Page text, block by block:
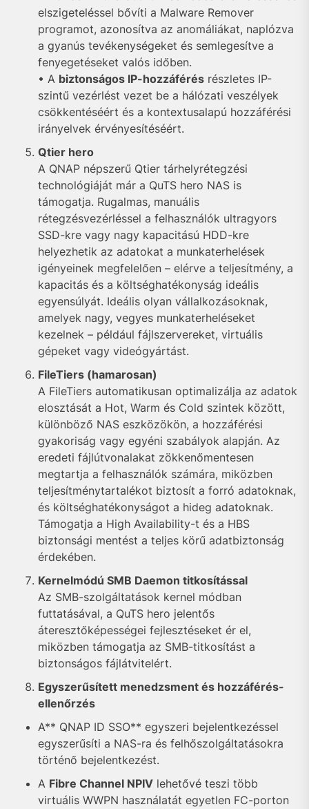
elszigeteléssel bővíti a Malware Remover
programot, azonosítva az anomáliákat, naplózva
a gyanús tevékenységeket és semlegesítve a
fenyegetéseket valós időben.
• A biztonságos IP-hozzáférés részletes IP-
szintű vezérlést vezet be a hálózati veszélyek
csökkentéséért és a kontextusalapú hozzáférési
irányelvek érvényesítéséért.
Qtier hero
A QNAP népszerű Qtier tárhelyrétegzési
technológiáját már a QuTS hero NAS is
támogatja. Rugalmas, manuális
rétegzésvezérléssel a felhasználók ultragyors
SSD-kre vagy nagy kapacitású HDD-kre
helyezhetik az adatokat a munkaterhelések
igényeinek megfelelően – elérve a teljesítmény, a
kapacitás és a költséghatékonyság ideális
egyensúlyát. Ideális olyan vállalkozásoknak,
amelyek nagy, vegyes munkaterheléseket
kezelnek – például fájlszervereket, virtuális
gépeket vagy videógyártást.
FileTiers (hamarosan)
A FileTiers automatikusan optimalizálja az adatok
elosztását a Hot, Warm és Cold szintek között,
különböző NAS eszközökön, a hozzáférési
gyakoriság vagy egyéni szabályok alapján. Az
eredeti fájlútvonalakat zökkenőmentesen
megtartja a felhasználók számára, miközben
teljesítménytartalékot biztosít a forró adatoknak,
és költséghatékonyságot a hideg adatoknak.
Támogatja a High Availability-t és a HBS
biztonsági mentést a teljes körű adatbiztonság
érdekében.
Kernelmódú SMB Daemon titkosítással
Az SMB-szolgáltatások kernel módban
futtatásával, a QuTS hero jelentős
áteresztőképességei fejlesztéseket ér el,
miközben támogatja az SMB-titkosítást a
biztonságos fájlátvitelért.
Egyszerűsített menedzsment és hozzáférés-
ellenőrzés
A** QNAP ID SSO** egyszeri bejelentkezéssel
egyszerűsíti a NAS-ra és felhőszolgáltatásokra
történő bejelentkezést.
A Fibre Channel NPIV lehetővé teszi több
virtuális WWPN használatát egyetlen FC-porton